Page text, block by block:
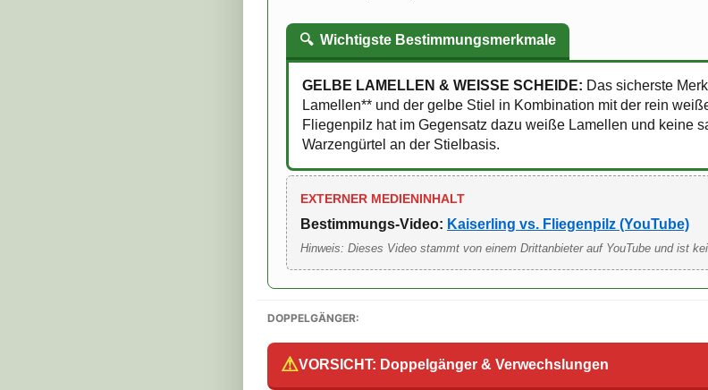
🔍 Wichtigste Bestimmungsmerkmale
GELBE LAMELLEN & WEISSE SCHEIDE: Das sicherste
Lamellen** und der gelbe Stiel in Kombination mit der rein
Fliegenpilz hat im Gegensatz dazu weiße Lamellen und keine
Warzengürtel an der Stielbasis.
EXTERNER MEDIENINHALT
Bestimmungs-Video: Kaiserling vs. Fliegenpilz (YouTube)
Hinweis: Dieses Video stammt von einem Drittanbieter auf YouTube und ist
DOPPELGÄNGER:
⚠VORSICHT: Doppelgänger & Verwechslungen